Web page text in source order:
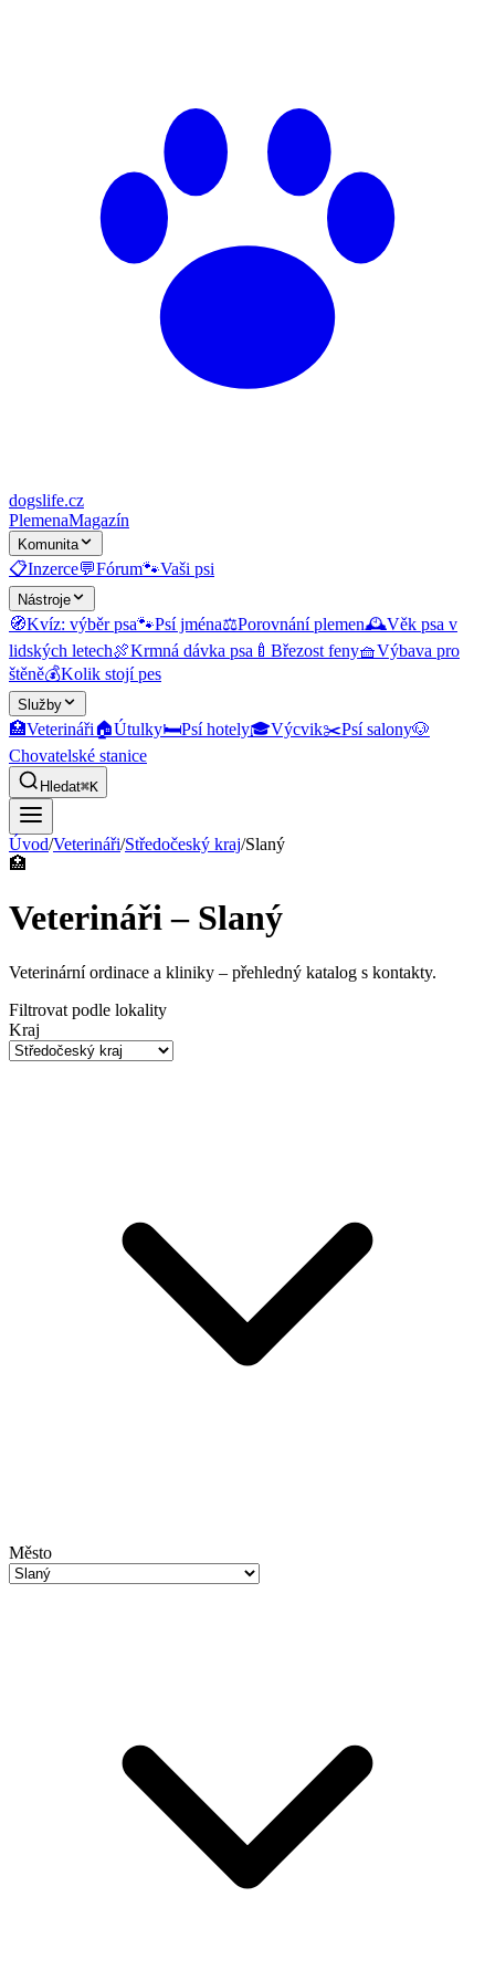
dogslife.cz
PlemenaMagazín
Komunita
📋Inzerce💬Fórum🐾Vaši psi
Nástroje
🧭Kvíz: výběr psa🐾Psí jména⚖️Porovnání plemen🕰️Věk psa v
lidských letech🍖Krmná dávka psa 🍼 Březost feny🧺Výbava pro
štěně💰Kolik stojí pes
Služby
🏥Veterináři🏠Útulky🛏️Psí hotely🎓Výcvik✂️Psí salony🐶
Chovatelské stanice
Hledat⌘K
Úvod/Veterináři/Středočeský kraj/Slaný
🏥
Veterináři – Slaný
Veterinární ordinace a kliniky – přehledný katalog s kontakty.
Filtrovat podle lokality
Kraj
Město